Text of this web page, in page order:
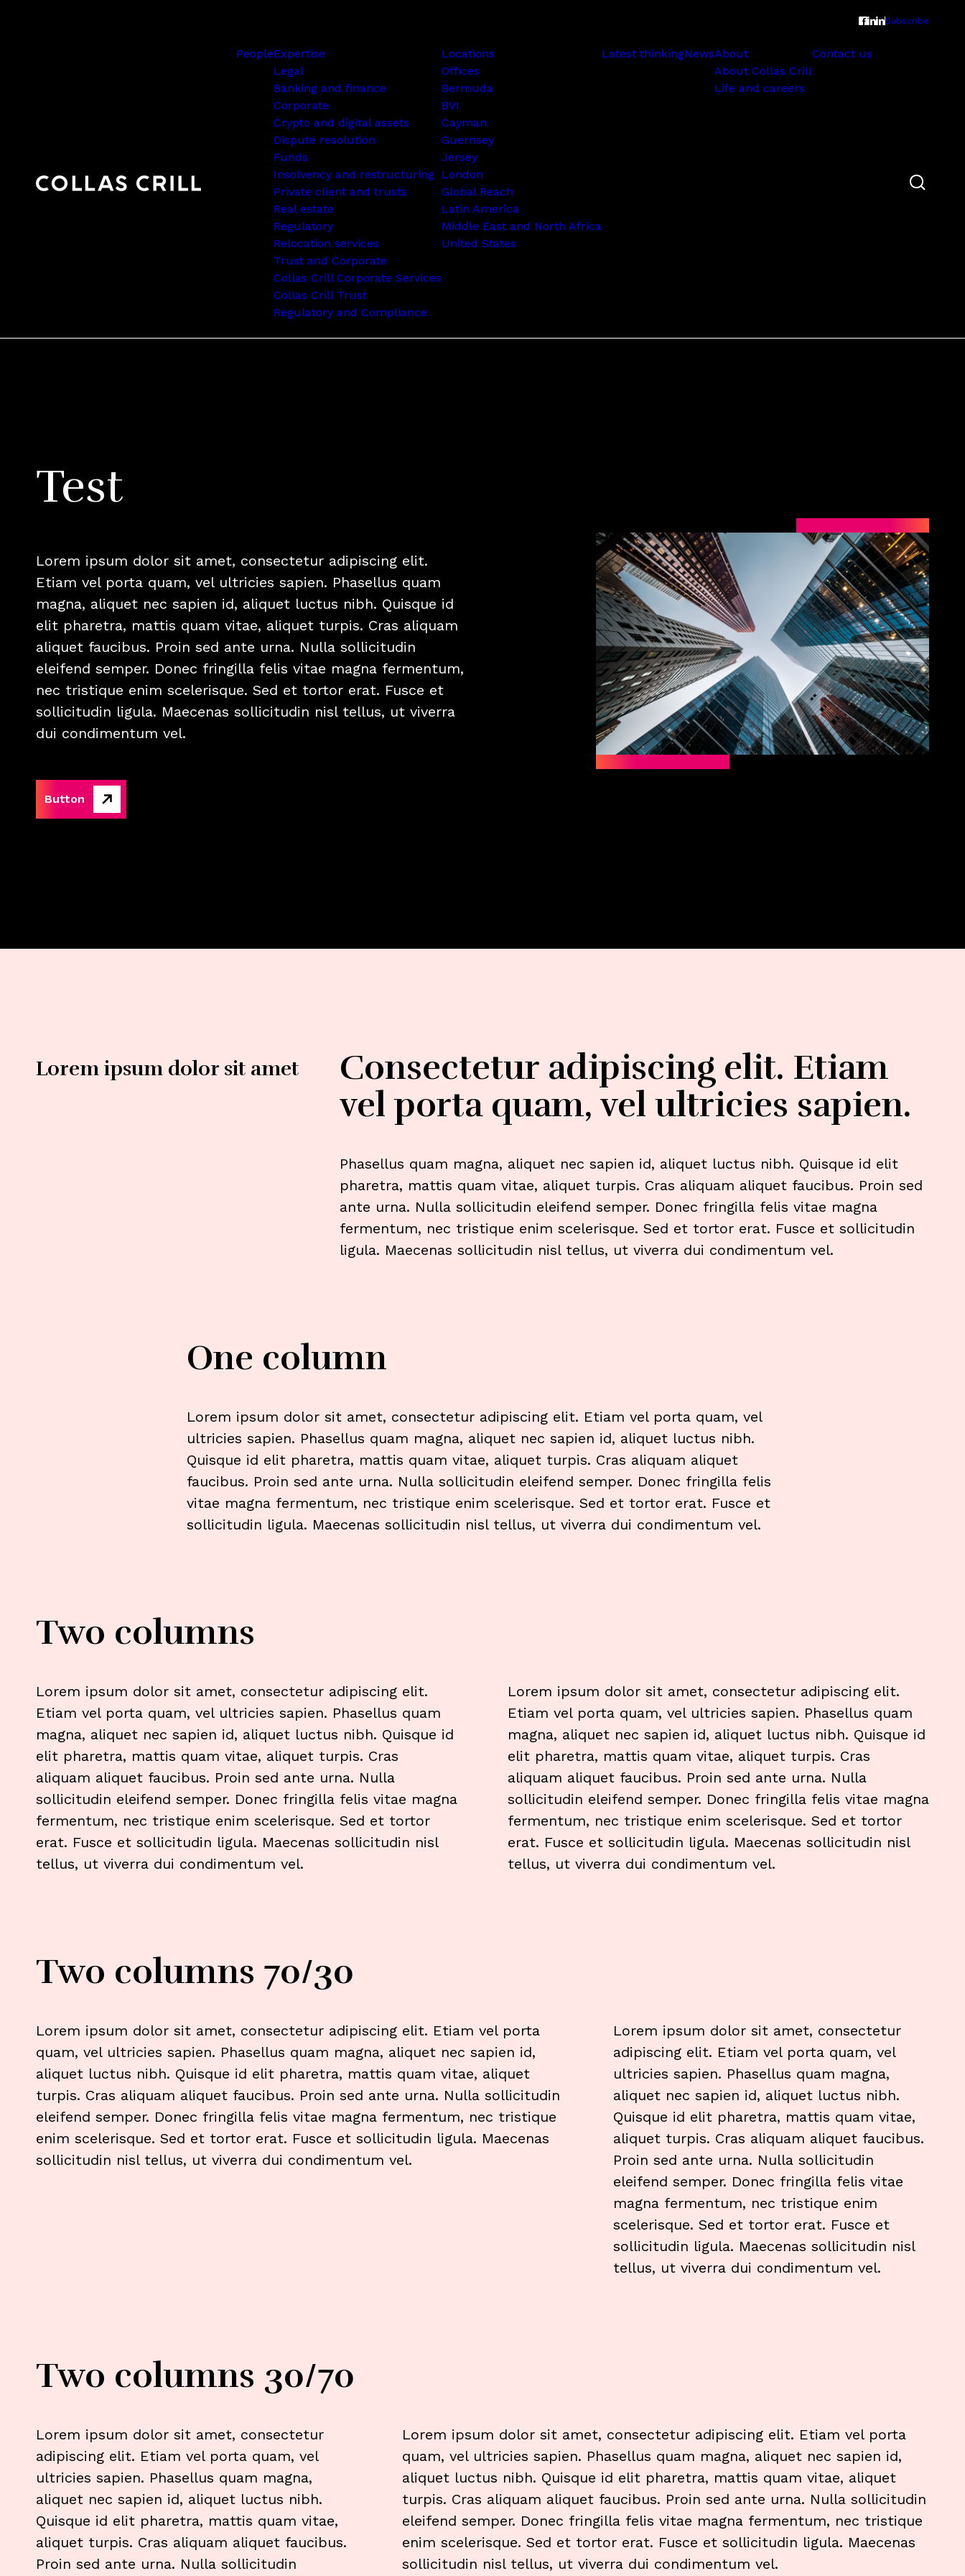
Subscribe
PeopleExpertise
Legal
Banking and finance
Corporate
Crypto and digital assets
Dispute resolution
Funds
Insolvency and restructuring
Private client and trusts
Real estate
Regulatory
Relocation services
Trust and Corporate
Collas Crill Corporate Services
Collas Crill Trust
Regulatory and Compliance
Locations
Offices
Bermuda
BVI
Cayman
Guernsey
Jersey
London
Global Reach
Latin America
Middle East and North Africa
United States
Latest thinkingNewsAbout
About Collas Crill
Life and careers
Contact us
Test
Lorem ipsum dolor sit amet, consectetur adipiscing elit.
Etiam vel porta quam, vel ultricies sapien. Phasellus quam
magna, aliquet nec sapien id, aliquet luctus nibh. Quisque id
elit pharetra, mattis quam vitae, aliquet turpis. Cras aliquam
aliquet faucibus. Proin sed ante urna. Nulla sollicitudin
eleifend semper. Donec fringilla felis vitae magna fermentum,
nec tristique enim scelerisque. Sed et tortor erat. Fusce et
sollicitudin ligula. Maecenas sollicitudin nisl tellus, ut viverra
dui condimentum vel.
Button
Lorem ipsum dolor sit amet
Consectetur adipiscing elit. Etiam
vel porta quam, vel ultricies sapien.
Phasellus quam magna, aliquet nec sapien id, aliquet luctus nibh. Quisque id elit
pharetra, mattis quam vitae, aliquet turpis. Cras aliquam aliquet faucibus. Proin sed
ante urna. Nulla sollicitudin eleifend semper. Donec fringilla felis vitae magna
fermentum, nec tristique enim scelerisque. Sed et tortor erat. Fusce et sollicitudin
ligula. Maecenas sollicitudin nisl tellus, ut viverra dui condimentum vel.
One column
Lorem ipsum dolor sit amet, consectetur adipiscing elit. Etiam vel porta quam, vel
ultricies sapien. Phasellus quam magna, aliquet nec sapien id, aliquet luctus nibh.
Quisque id elit pharetra, mattis quam vitae, aliquet turpis. Cras aliquam aliquet
faucibus. Proin sed ante urna. Nulla sollicitudin eleifend semper. Donec fringilla felis
vitae magna fermentum, nec tristique enim scelerisque. Sed et tortor erat. Fusce et
sollicitudin ligula. Maecenas sollicitudin nisl tellus, ut viverra dui condimentum vel.
Two columns
Lorem ipsum dolor sit amet, consectetur adipiscing elit.
Etiam vel porta quam, vel ultricies sapien. Phasellus quam
magna, aliquet nec sapien id, aliquet luctus nibh. Quisque id
elit pharetra, mattis quam vitae, aliquet turpis. Cras
aliquam aliquet faucibus. Proin sed ante urna. Nulla
sollicitudin eleifend semper. Donec fringilla felis vitae magna
fermentum, nec tristique enim scelerisque. Sed et tortor
erat. Fusce et sollicitudin ligula. Maecenas sollicitudin nisl
tellus, ut viverra dui condimentum vel.
Lorem ipsum dolor sit amet, consectetur adipiscing elit.
Etiam vel porta quam, vel ultricies sapien. Phasellus quam
magna, aliquet nec sapien id, aliquet luctus nibh. Quisque id
elit pharetra, mattis quam vitae, aliquet turpis. Cras
aliquam aliquet faucibus. Proin sed ante urna. Nulla
sollicitudin eleifend semper. Donec fringilla felis vitae magna
fermentum, nec tristique enim scelerisque. Sed et tortor
erat. Fusce et sollicitudin ligula. Maecenas sollicitudin nisl
tellus, ut viverra dui condimentum vel.
Two columns 70/30
Lorem ipsum dolor sit amet, consectetur adipiscing elit. Etiam vel porta
quam, vel ultricies sapien. Phasellus quam magna, aliquet nec sapien id,
aliquet luctus nibh. Quisque id elit pharetra, mattis quam vitae, aliquet
turpis. Cras aliquam aliquet faucibus. Proin sed ante urna. Nulla sollicitudin
eleifend semper. Donec fringilla felis vitae magna fermentum, nec tristique
enim scelerisque. Sed et tortor erat. Fusce et sollicitudin ligula. Maecenas
sollicitudin nisl tellus, ut viverra dui condimentum vel.
Lorem ipsum dolor sit amet, consectetur
adipiscing elit. Etiam vel porta quam, vel
ultricies sapien. Phasellus quam magna,
aliquet nec sapien id, aliquet luctus nibh.
Quisque id elit pharetra, mattis quam vitae,
aliquet turpis. Cras aliquam aliquet faucibus.
Proin sed ante urna. Nulla sollicitudin
eleifend semper. Donec fringilla felis vitae
magna fermentum, nec tristique enim
scelerisque. Sed et tortor erat. Fusce et
sollicitudin ligula. Maecenas sollicitudin nisl
tellus, ut viverra dui condimentum vel.
Two columns 30/70
Lorem ipsum dolor sit amet, consectetur
adipiscing elit. Etiam vel porta quam, vel
ultricies sapien. Phasellus quam magna,
aliquet nec sapien id, aliquet luctus nibh.
Quisque id elit pharetra, mattis quam vitae,
aliquet turpis. Cras aliquam aliquet faucibus.
Proin sed ante urna. Nulla sollicitudin
Lorem ipsum dolor sit amet, consectetur adipiscing elit. Etiam vel porta
quam, vel ultricies sapien. Phasellus quam magna, aliquet nec sapien id,
aliquet luctus nibh. Quisque id elit pharetra, mattis quam vitae, aliquet
turpis. Cras aliquam aliquet faucibus. Proin sed ante urna. Nulla sollicitudin
eleifend semper. Donec fringilla felis vitae magna fermentum, nec tristique
enim scelerisque. Sed et tortor erat. Fusce et sollicitudin ligula. Maecenas
sollicitudin nisl tellus, ut viverra dui condimentum vel.